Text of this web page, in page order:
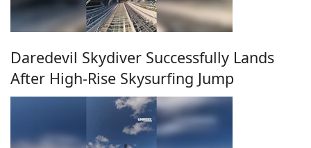
Daredevil Skydiver Successfully Lands
After High-Rise Skysurfing Jump